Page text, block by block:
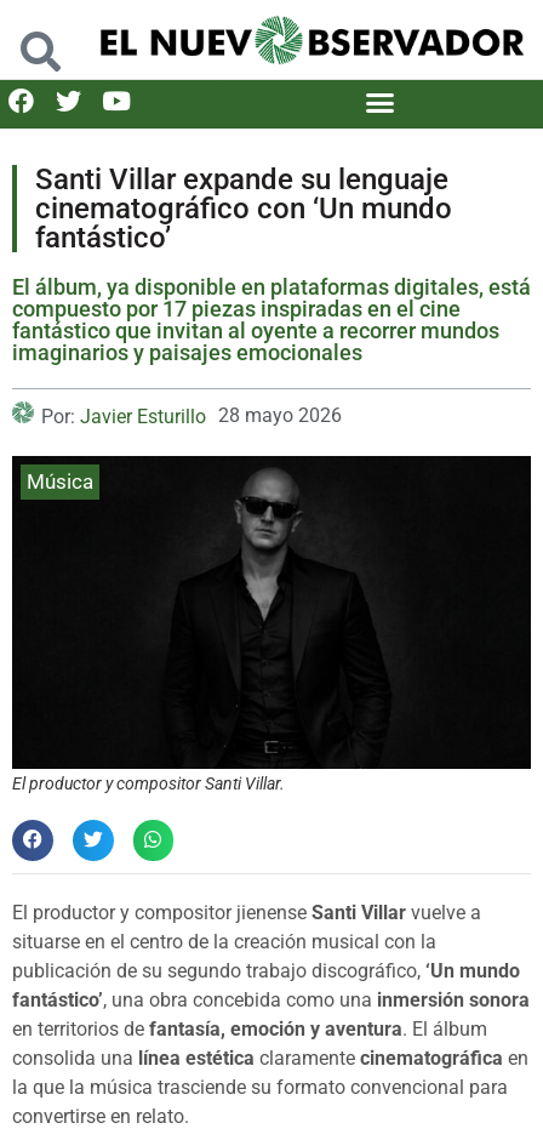
Santi Villar expande su lenguaje
cinematográfico con ‘Un mundo
fantástico’
El álbum, ya disponible en plataformas digitales, está
compuesto por 17 piezas inspiradas en el cine
fantástico que invitan al oyente a recorrer mundos
imaginarios y paisajes emocionales
Por: Javier Esturillo 28 mayo 2026
Música
El productor y compositor Santi Villar.
El productor y compositor jienense Santi Villar vuelve a
situarse en el centro de la creación musical con la
publicación de su segundo trabajo discográfico, ‘Un mundo
fantástico’, una obra concebida como una inmersión sonora
en territorios de fantasía, emoción y aventura. El álbum
consolida una línea estética claramente cinematográfica en
la que la música trasciende su formato convencional para
convertirse en relato.